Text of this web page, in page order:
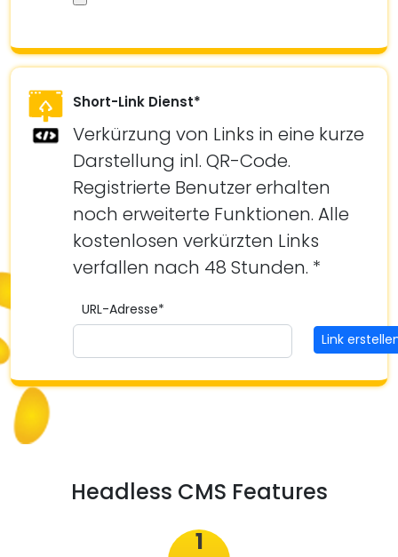
Short-Link Dienst*
Verkürzung von Links in eine kurze
Darstellung inl. QR-Code.
Registrierte Benutzer erhalten
noch erweiterte Funktionen. Alle
kostenlosen verkürzten Links
verfallen nach 48 Stunden. *
URL-Adresse*
Link
Headless CMS Features
1